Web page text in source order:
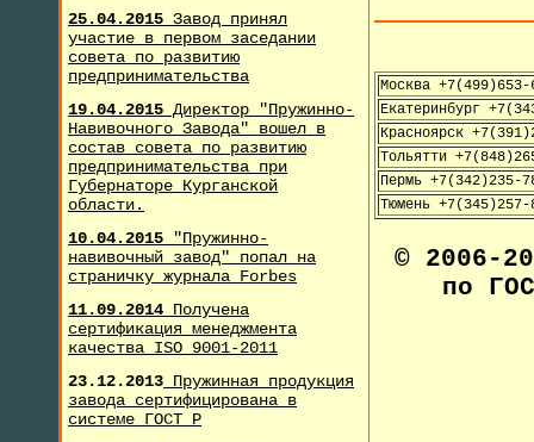
25.04.2015 Завод принял
участие в первом заседании
совета по развитию
предпринимательства
19.04.2015 Директор "Пружинно-
Навивочного Завода" вошел в
состав совета по развитию
предпринимательства при
Губернаторе Курганской
области.
10.04.2015 "Пружинно-
навивочный завод" попал на
страничку журнала Forbes
11.09.2014 Получена
сертификация менеджмента
качества ISO 9001-2011
23.12.2013 Пружинная продукция
завода сертифицирована в
системе ГОСТ Р
Москва +7(499)653-
Екатеринбург
Красноярск
Тольятти
Пермь +7(342)235-
Тюмень +7(345)257-
© 2006-
по